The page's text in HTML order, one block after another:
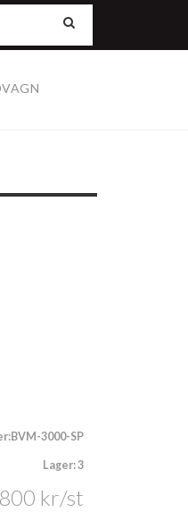
3000-SP
Lager: 3
kr/st